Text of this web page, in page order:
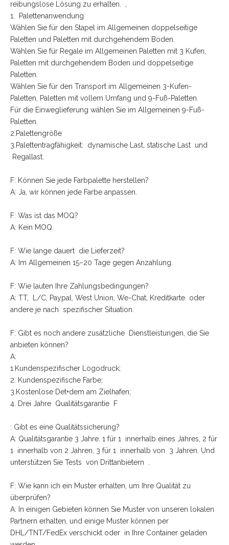
reibungslose Lösung zu erhalten. ,
1. Palettenanwendung
Wählen Sie für den Stapel im Allgemeinen doppelseitige
Paletten und Paletten mit durchgehendem Boden.
Wählen Sie für Regale im Allgemeinen Paletten mit 3 Kufen,
Paletten mit durchgehendem Boden und doppelseitige
Paletten.
Wählen Sie für den Transport im Allgemeinen 3-Kufen-
Paletten, Paletten mit vollem Umfang und 9-Fuß-Paletten.
Für die Einweglieferung wählen Sie im Allgemeinen 9-Fuß-
Paletten.
2.Palettengröße
3.Palettentragfähigkeit: dynamische Last, statische Last und
Regallast.
F: Können Sie jede Farbpalette herstellen?
A: Ja, wir können jede Farbe anpassen.
F: Was ist das MOQ?
A: Kein MOQ.
F: Wie lange dauert die Lieferzeit?
A: Im Allgemeinen 15–20 Tage gegen Anzahlung.
F: Wie lauten Ihre Zahlungsbedingungen?
A: TT, L/C, Paypal, West Union, We-Chat, Kreditkarte oder
andere je nach spezifischer Situation.
F: Gibt es noch andere zusätzliche Dienstleistungen, die Sie
anbieten können?
A:
1.Kundenspezifischer Logodruck;
2. Kundenspezifische Farbe;
3.Kostenlose Det+dem am Zielhafen;
4. Drei Jahre Qualitätsgarantie F
: Gibt es eine Qualitätssicherung?
A: Qualitätsgarantie 3 Jahre. 1 für 1 innerhalb eines Jahres, 2 für
1 innerhalb von 2 Jahren, 3 für 1 innerhalb von 3 Jahren. Und
unterstützen Sie Tests von Drittanbietern .
F: Wie kann ich ein Muster erhalten, um Ihre Qualität zu
überprüfen?
A: In einigen Gebieten können Sie Muster von unseren lokalen
Partnern erhalten, und einige Muster können per
DHL/TNT/FedEx verschickt oder in Ihre Container geladen